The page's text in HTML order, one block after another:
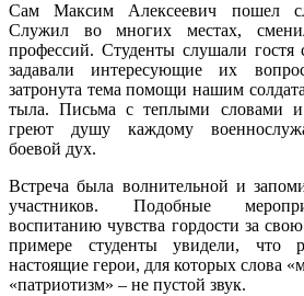
Сам Максим Алексеевич пошел
Служил во многих местах,
профессий. Студенты слушали
задавали интересующие их
затронута тема помощи нашим
тыла. Письма с теплыми словами и
греют душу каждому
боевой дух.
Встреча была волнительной и
участников. Подобные
воспитанию чувства гордости за
примере студенты увидели,
настоящие герои, для которых слова
«патриотизм» – не пустой звук.